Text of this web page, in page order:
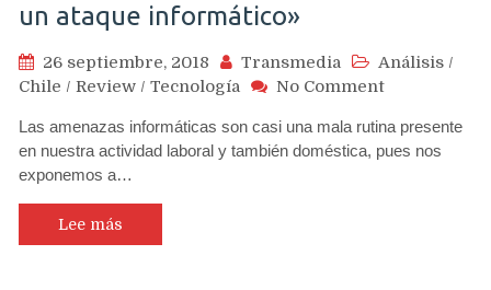
un ataque informático»
26 septiembre, 2018 Transmedia Análisis /
Chile / Review / Tecnología No Commenton
Andrea
Fernández
Las amenazas informáticas son casi una mala rutina presente
en nuestra actividad laboral y también doméstica, pues nos
exponemos a…
Lee más